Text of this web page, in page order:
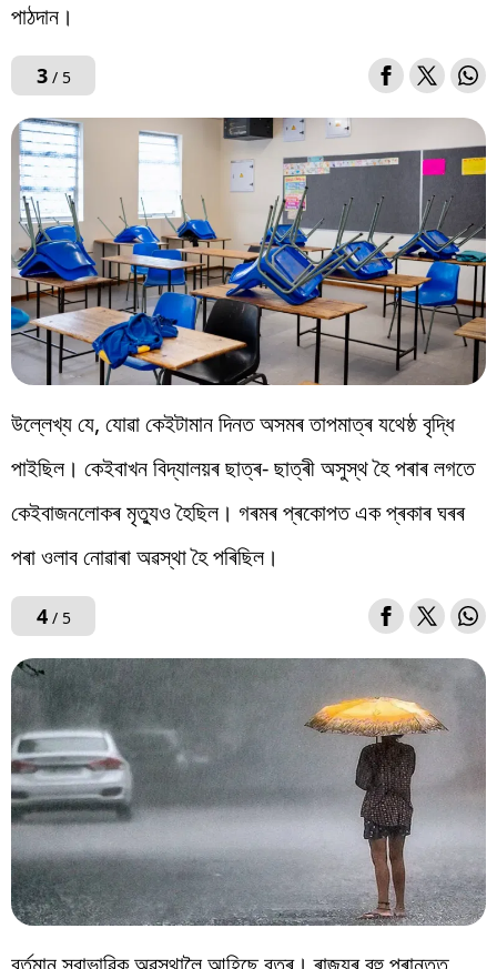
পাঠদান।
3/ 5
উল্লেখ্য যে, যোৱা কেইটামান দিনত অসমৰ তাপমাত্ৰ যথেষ্ঠ বৃদ্ধি
পাইছিল। কেইবাখন বিদ্যালয়ৰ ছাত্ৰ- ছাত্ৰী অসুস্থ হৈ পৰাৰ লগতে
কেইবাজনলোকৰ মৃত্যুও হৈছিল। গৰমৰ প্ৰকোপত এক প্ৰকাৰ ঘৰৰ
পৰা ওলাব নোৱাৰা অৱস্থা হৈ পৰিছিল।
4/ 5